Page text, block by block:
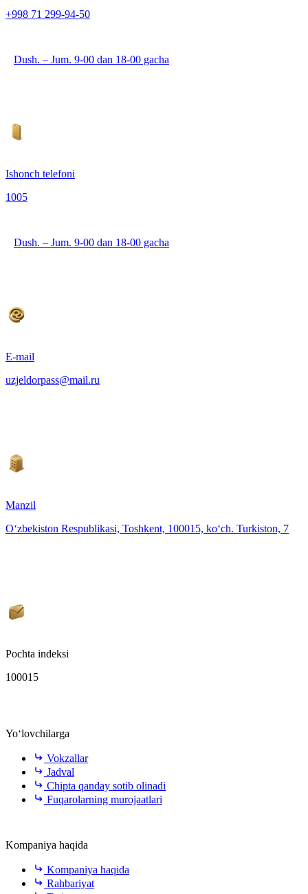
+998 71 299-94-50
Dush. – Jum. 9-00 dan 18-00 gacha
Ishonch telefoni
1005
Dush. – Jum. 9-00 dan 18-00 gacha
E-mail
uzjeldorpass@mail.ru
Manzil
O‘zbekiston Respublikasi, Toshkent, 100015, ko‘ch. Turkiston, 7
Pochta indeksi
100015
Yo‘lovchilarga
Vokzallar
Jadval
Chipta qanday sotib olinadi
Fuqarolarning murojaatlari
Kompaniya haqida
Kompaniya haqida
Rahbariyat